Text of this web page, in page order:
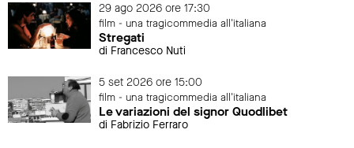
29 ago 2026 ore 17:30
film - una tragicommedia all'italiana
Stregati
di Francesco Nuti
5 set 2026 ore 15:00
film - una tragicommedia all'italiana
Le variazioni del signor Quodlibet
di Fabrizio Ferraro